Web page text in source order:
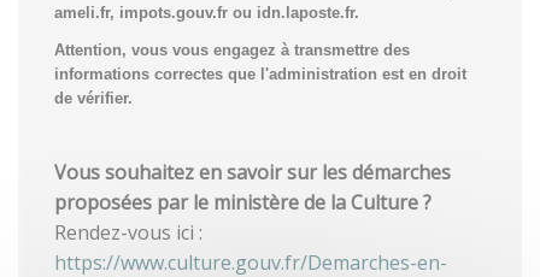
ameli.fr, impots.gouv.fr ou idn.laposte.fr.
Attention, vous vous engagez à transmettre des
informations correctes que l'administration est en droit
de vérifier.
Vous souhaitez en savoir sur les démarches
proposées par le ministère de la Culture ?
Rendez-vous ici :
https://www.culture.gouv.fr/Demarches-en-